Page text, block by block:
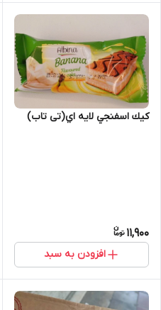
كيك اسفنجي لايه اي(تی تاب)
11,900
افزودن به سبد